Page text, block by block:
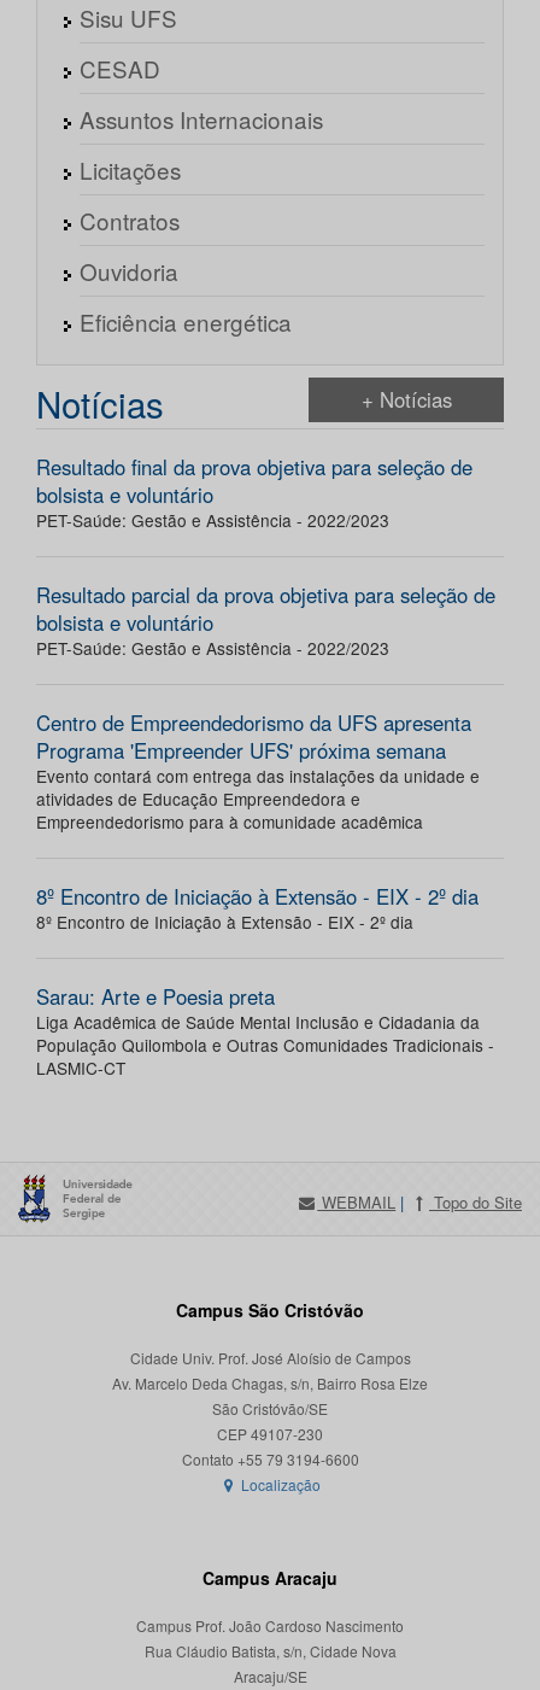
Sisu UFS
CESAD
Assuntos Internacionais
Licitações
Contratos
Ouvidoria
Eficiência energética
Notícias + Notícias
Resultado final da prova objetiva para seleção de
bolsista e voluntário
PET-Saúde: Gestão e Assistência - 2022/2023
Resultado parcial da prova objetiva para seleção de
bolsista e voluntário
PET-Saúde: Gestão e Assistência - 2022/2023
Centro de Empreendedorismo da UFS apresenta
Programa 'Empreender UFS' próxima semana
Evento contará com entrega das instalações da unidade e
atividades de Educação Empreendedora e
Empreendedorismo para à comunidade acadêmica
8º Encontro de Iniciação à Extensão - EIX - 2º dia
8º Encontro de Iniciação à Extensão - EIX - 2º dia
Sarau: Arte e Poesia preta
Liga Acadêmica de Saúde Mental Inclusão e Cidadania da
População Quilombola e Outras Comunidades Tradicionais -
LASMIC-CT
WEBMAIL | Topo do Site
Campus São Cristóvão
Cidade Univ. Prof. José Aloísio de Campos
Av. Marcelo Deda Chagas, s/n, Bairro Rosa Elze
São Cristóvão/SE
CEP 49107-230
Localização
Campus Aracaju
Campus Prof. João Cardoso Nascimento
Rua Cláudio Batista, s/n, Cidade Nova
Aracaju/SE